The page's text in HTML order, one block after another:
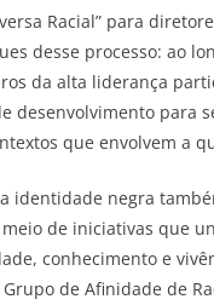
Racial” para
desse processo: ao
da alta liderança
desenvolvimento para
que envolvem a
identidade negra
de iniciativas que
conhecimento e
de Afinidade de